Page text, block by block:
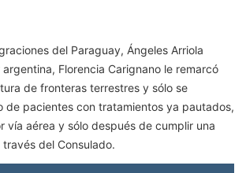
del Paraguay, Ángeles Arriola
Florencia Carignano le remarcó
de fronteras terrestres y sólo se
de pacientes con tratamientos ya pautados,
vía aérea y sólo después de cumplir una
del Consulado.